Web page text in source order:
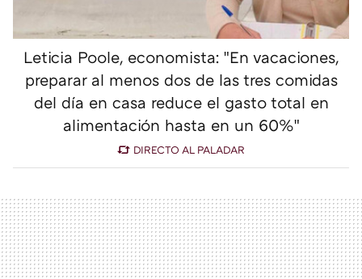
Leticia Poole, economista: "En vacaciones,
preparar al menos dos de las tres comidas
del día en casa reduce el gasto total en
alimentación hasta en un 60%"
DIRECTO AL PALADAR